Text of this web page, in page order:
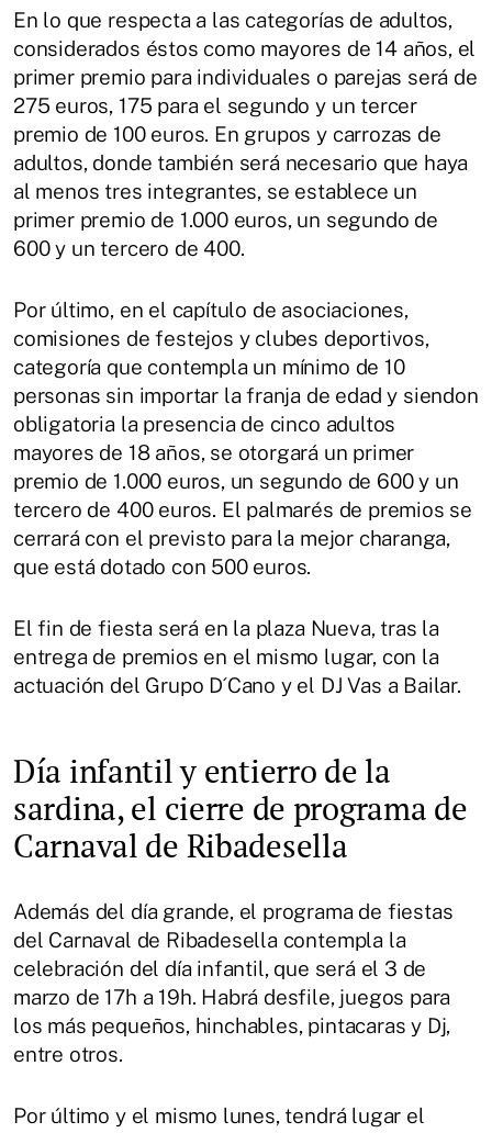
En lo que respecta a las categorías de adultos,
considerados éstos como mayores de 14 años, el
primer premio para individuales o parejas será de
275 euros, 175 para el segundo y un tercer
premio de 100 euros. En grupos y carrozas de
adultos, donde también será necesario que haya
al menos tres integrantes, se establece un
primer premio de 1.000 euros, un segundo de
600 y un tercero de 400.
Por último, en el capítulo de asociaciones,
comisiones de festejos y clubes deportivos,
categoría que contempla un mínimo de 10
personas sin importar la franja de edad y siendon
obligatoria la presencia de cinco adultos
mayores de 18 años, se otorgará un primer
premio de 1.000 euros, un segundo de 600 y un
tercero de 400 euros. El palmarés de premios se
cerrará con el previsto para la mejor charanga,
que está dotado con 500 euros.
El fin de fiesta será en la plaza Nueva, tras la
entrega de premios en el mismo lugar, con la
actuación del Grupo D´Cano y el DJ Vas a Bailar.
Día infantil y entierro de la
sardina, el cierre de programa de
Carnaval de Ribadesella
Además del día grande, el programa de fiestas
del Carnaval de Ribadesella contempla la
celebración del día infantil, que será el 3 de
marzo de 17h a 19h. Habrá desfile, juegos para
los más pequeños, hinchables, pintacaras y Dj,
entre otros.
Por último y el mismo lunes, tendrá lugar el